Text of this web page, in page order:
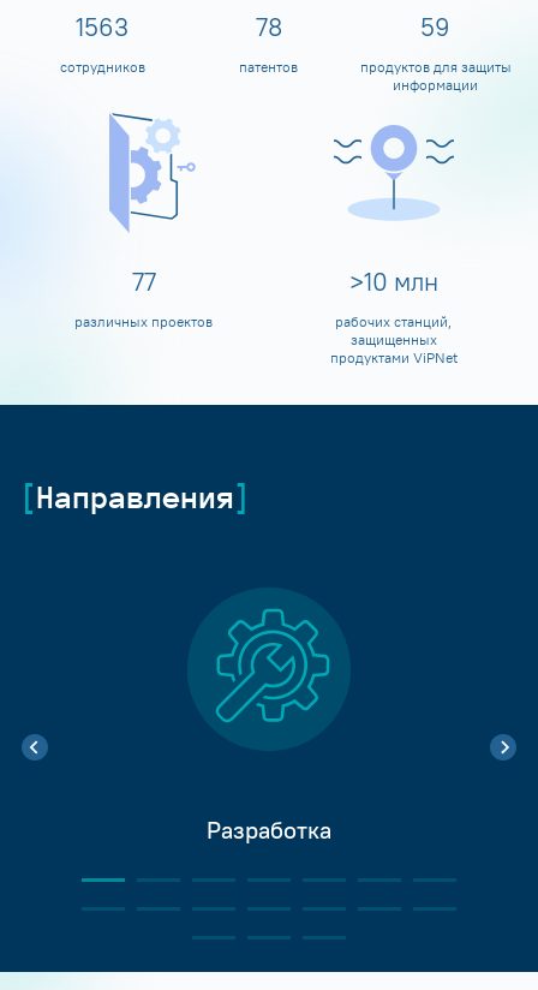
1600
сотрудников
80
патентов
60
продуктов для защиты
информации
80
различных проектов
>10 млн
рабочих станций,
защищенных
продуктами ViPNet
Направления
Разработка